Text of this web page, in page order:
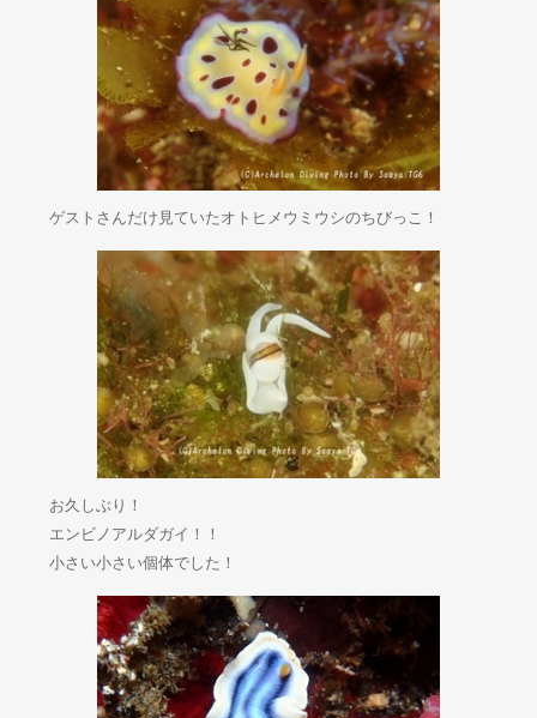
ゲストさんだけ見ていたオトヒメウミウシのちびっこ！
お久しぶり！
エンビノアルダガイ！！
小さい小さい個体でした！